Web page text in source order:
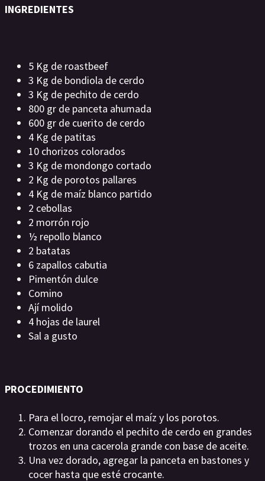
INGREDIENTES
5 Kg de roastbeef
3 Kg de bondiola de cerdo
3 Kg de pechito de cerdo
800 gr de panceta ahumada
600 gr de cuerito de cerdo
4 Kg de patitas
10 chorizos colorados
3 Kg de mondongo cortado
2 Kg de porotos pallares
4 Kg de maíz blanco partido
2 cebollas
2 morrón rojo
½ repollo blanco
2 batatas
6 zapallos cabutia
Pimentón dulce
Comino
Ají molido
4 hojas de laurel
Sal a gusto
PROCEDIMIENTO
Para el locro, remojar el maíz y los porotos.
Comenzar dorando el pechito de cerdo en grandes
trozos en una cacerola grande con base de aceite.
Una vez dorado, agregar la panceta en bastones y
cocer hasta que esté crocante.